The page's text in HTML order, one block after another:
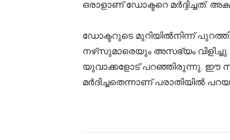
ഒരാളാണ് ഡോക്ടറെ മർദ്ദിച്ചത്.
ഡോക്ടറുടെ മുറിയില്‍നിന്ന്
നഴ്‌സുമാരെയും അസഭ്യം വിളിച്ചു.
യുവാക്കളോട് പറഞ്ഞിരുന്നു. ഈ
മര്‍ദിച്ചതെന്നാണ് പരാതിയില്‍